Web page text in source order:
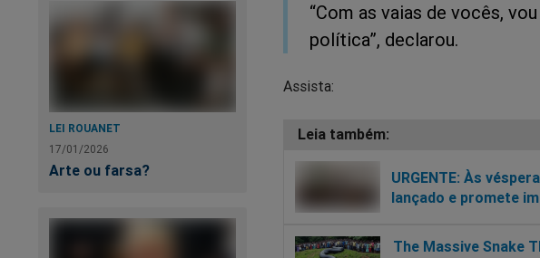
LEI ROUANET
17/01/2026
Arte ou farsa?
“Com as vaias de vocês,
política”, declarou.
Assista:
URGENTE: Às
lançado e promete